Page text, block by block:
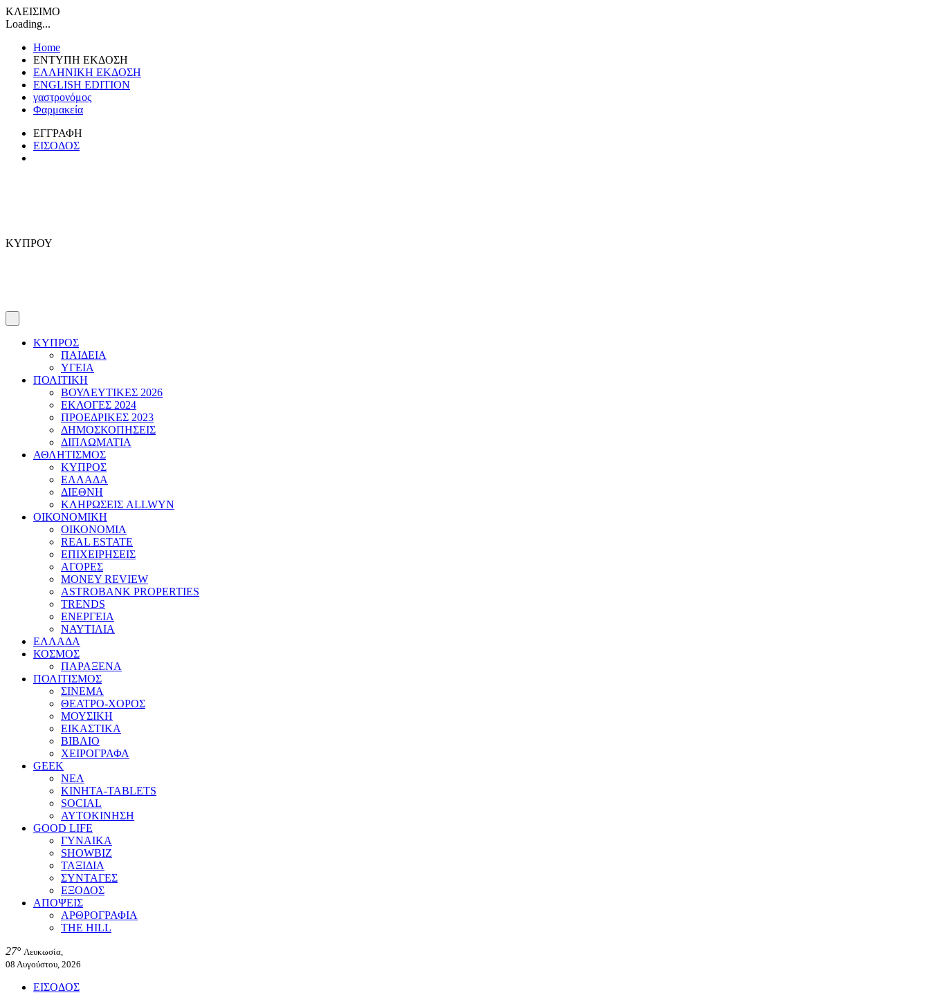
ΚΛΕΙΣΙΜΟ
Loading...
Home
ΕΝΤΥΠΗ ΕΚΔΟΣΗ
ΕΛΛΗΝΙΚΗ ΕΚΔΟΣΗ
ENGLISH EDITION
γαστρονόμος
Φαρμακεία
ΕΓΓΡΑΦΗ
ΕΙΣΟΔΟΣ
ΚΥΠΡΟΥ
ΚΥΠΡΟΣ
ΠΑΙΔΕΙΑ
ΥΓΕΙΑ
ΠΟΛΙΤΙΚΗ
ΒΟΥΛΕΥΤΙΚΕΣ 2026
ΕΚΛΟΓΕΣ 2024
ΠΡΟΕΔΡΙΚΕΣ 2023
ΔΗΜΟΣΚΟΠΗΣΕΙΣ
ΔΙΠΛΩΜΑΤΙΑ
ΑΘΛΗΤΙΣΜΟΣ
ΚΥΠΡΟΣ
ΕΛΛΑΔΑ
ΔΙΕΘΝΗ
ΚΛΗΡΩΣΕΙΣ ALLWYN
ΟΙΚΟΝΟΜΙΚΗ
ΟΙΚΟΝΟΜΙΑ
REAL ESTATE
ΕΠΙΧΕΙΡΗΣΕΙΣ
ΑΓΟΡΕΣ
MONEY REVIEW
ASTROBANK PROPERTIES
TRENDS
ΕΝΕΡΓΕΙΑ
ΝΑΥΤΙΛΙΑ
ΕΛΛΑΔΑ
ΚΟΣΜΟΣ
ΠΑΡΑΞΕΝΑ
ΠΟΛΙΤΙΣΜΟΣ
ΣΙΝΕΜΑ
ΘΕΑΤΡΟ-ΧΟΡΟΣ
ΜΟΥΣΙΚΗ
ΕΙΚΑΣΤΙΚΑ
ΒΙΒΛΙΟ
ΧΕΙΡΟΓΡΑΦΑ
GEEK
ΝΕΑ
ΚΙΝΗΤΑ-TABLETS
SOCIAL
ΑΥΤΟΚΙΝΗΣΗ
GOOD LIFE
ΓΥΝΑΙΚΑ
SHOWBIZ
ΤΑΞΙΔΙΑ
ΣΥΝΤΑΓΕΣ
ΕΞΟΔΟΣ
ΑΠΟΨΕΙΣ
ΑΡΘΡΟΓΡΑΦΙΑ
THE HILL
27° Λευκωσία,
08 Αυγούστου, 2026
ΕΙΣΟΔΟΣ